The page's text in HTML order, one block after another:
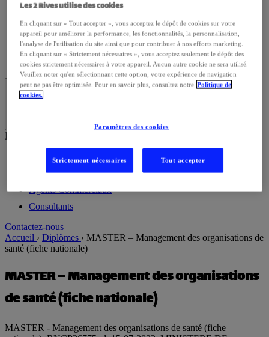
VAE
Bilan de competences
Formation AFEST
Partenaire
Page d’accueil
Institutions
Certificateurs
Agents Commerciaux
Consultants
Contactez-nous
Accueil › Diplômes › MASTER – Management des organisations de
santé (fiche nationale)
MASTER – Management des organisations
de santé (fiche nationale)
MASTER - Management des organisations de santé (fiche
Les 2 Rives utilise des cookies
En cliquant sur « Tout accepter », vous acceptez le dépôt de cookies sur votre
appareil pour améliorer la performance, les fonctionnalités, la personnalisation,
l'analyse de l'utilisation du site ainsi que pour contribuer à nos efforts marketing.
En cliquant sur « Strictement nécessaires », vous acceptez seulement le dépôt des
cookies strictement nécessaires à votre appareil. Aucun autre cookie ne sera utilisé.
Veuillez noter qu'en sélectionnant cette option, votre expérience de navigation
peut ne pas être optimisée. Pour en savoir plus, consultez notre Politique de
cookies.
Paramètres des cookies
Strictement nécessaires Tout accepter